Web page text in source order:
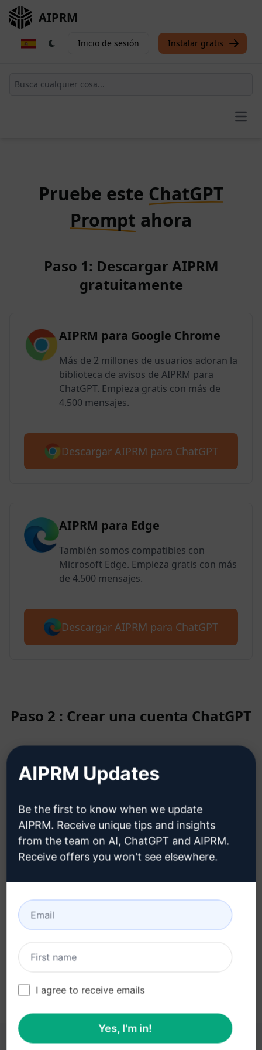
AIPRM
Inicio de sesión Instalar gratis
Pruebe este ChatGPT
Prompt ahora
Paso 1: Descargar AIPRM
gratuitamente
AIPRM para Google Chrome
Más de 2 millones de usuarios adoran la
biblioteca de avisos de AIPRM para
ChatGPT. Empieza gratis con más de
4.500 mensajes.
Descargar AIPRM para ChatGPT
AIPRM para Edge
También somos compatibles con
Microsoft Edge. Empieza gratis con más
de 4.500 mensajes.
Descargar AIPRM para ChatGPT
Paso 2 : Crear una cuenta ChatGPT
Haga clic aquí para saber cómo
crear una cuenta ChatGPT
Paso 3: Utiliza el Prompt en tu
ChatGPT
Pruebe ahora en ChatGPT
AIPRM Updates
Be the first to know when we update
AIPRM. Receive unique tips and insights
from the team on AI, ChatGPT and AIPRM.
Receive offers you won't see elsewhere.
I agree to receive emails
Yes, I'm in!